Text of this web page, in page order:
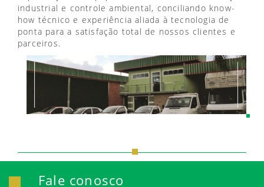
industrial e controle ambiental, conciliando know-
how técnico e experiência aliada à tecnologia de
ponta para a satisfação total de nossos clientes e
parceiros.
Fale conosco